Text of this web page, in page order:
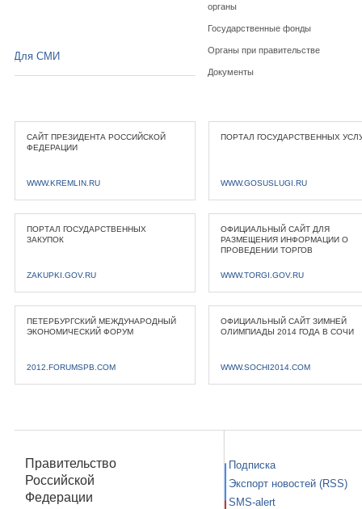
органы
Государственные фонды
Органы при правительстве
Документы
Для СМИ
САЙТ ПРЕЗИДЕНТА РОССИЙСКОЙ
ФЕДЕРАЦИИ
WWW.KREMLIN.RU
ПОРТАЛ ГОСУДАРСТВЕННЫХ
WWW.GOSUSLUGI.RU
ПОРТАЛ ГОСУДАРСТВЕННЫХ
ЗАКУПОК
ZAKUPKI.GOV.RU
ОФИЦИАЛЬНЫЙ САЙТ ДЛЯ
РАЗМЕЩЕНИЯ ИНФОРМАЦИИ О
ПРОВЕДЕНИИ ТОРГОВ
WWW.TORGI.GOV.RU
ПЕТЕРБУРГСКИЙ МЕЖДУНАРОДНЫЙ
ЭКОНОМИЧЕСКИЙ ФОРУМ
2012.FORUMSPB.COM
ОФИЦИАЛЬНЫЙ САЙТ ЗИМНЕЙ
ОЛИМПИАДЫ 2014 ГОДА В СОЧИ
WWW.SOCHI2014.COM
Правительство
Российской
Федерации
Подписка
Экспорт новостей (RSS)
SMS-alert